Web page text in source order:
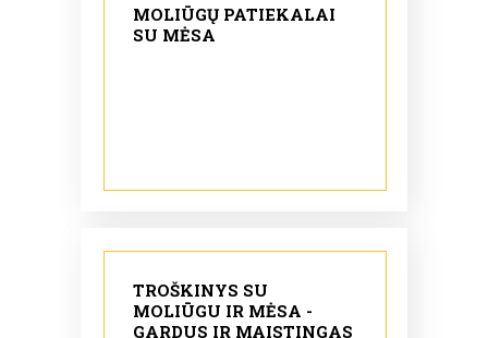
MOLIŪGŲ PATIEKALAI
SU MĖSA
TROŠKINYS SU
MOLIŪGU IR MĖSA -
GARDUS IR MAISTINGAS